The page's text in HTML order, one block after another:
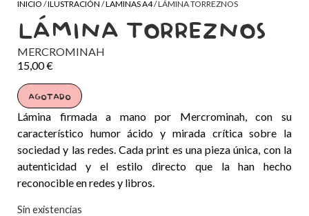
INICIO /ILUSTRACIÓN /LAMINAS A4/ LÁMINA TORREZNOS
LÁMINA TORREZNOS
MERCROMINAH
15,00€
AGOTADO
Lámina firmada a mano por Mercrominah, con su
característico humor ácido y mirada crítica sobre la
sociedad y las redes. Cada print es una pieza única, con la
autenticidad y el estilo directo que la han hecho
reconocible en redes y libros.
Sin existencias